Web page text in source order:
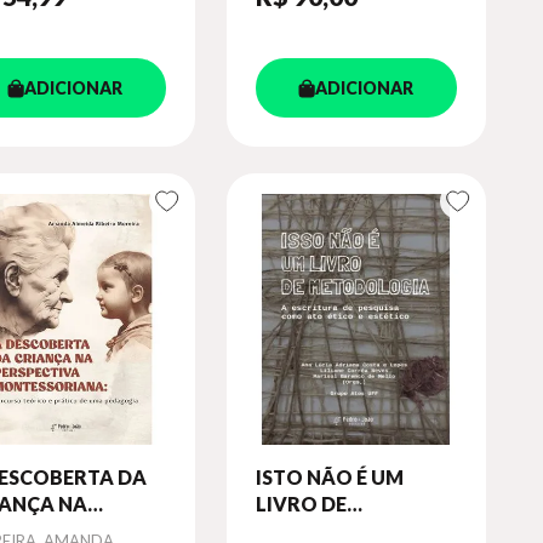
ADICIONAR ADICIONAR
DA
NA
ISTO NÃO É UM
LIVRO DE